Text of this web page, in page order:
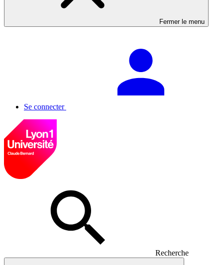
Fermer le menu
Se connecter
Recherche